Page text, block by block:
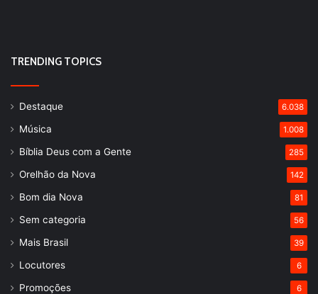
TRENDING TOPICS
Destaque 6.038
Música 1.008
Bíblia Deus com a Gente 285
Orelhão da Nova 142
Bom dia Nova 81
Sem categoria 56
Mais Brasil 39
Locutores 6
Promoções 6